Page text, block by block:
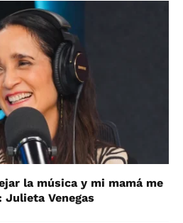
la música y mi mamá me
Julieta Venegas